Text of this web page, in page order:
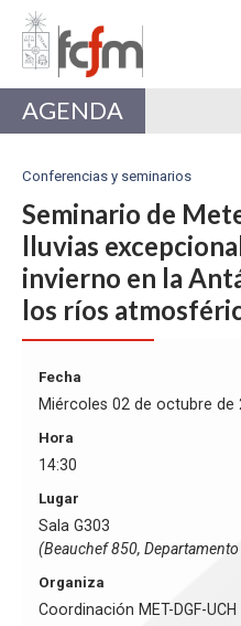
Estudiantes
Académicas/os
AGENDA
Conferencias y seminarios
Seminario de
lluvias
invierno en la
los ríos
Fecha
Miércoles 02 de octubre de
Hora
14:30
Lugar
Sala G303
(Beauchef 850,
Organiza
Coordinación MET-DGF-UCH